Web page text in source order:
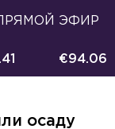
ПРЯМОЙ ЭФИР
€94.06
осаду